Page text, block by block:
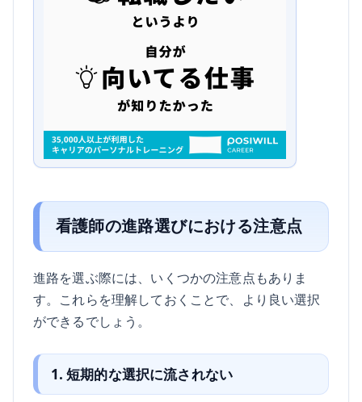
看護師の進路選びにおける注意点
進路を選ぶ際には、いくつかの注意点もありま
す。これらを理解しておくことで、より良い選択
ができるでしょう。
1. 短期的な選択に流されない